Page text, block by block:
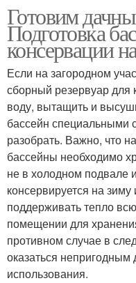
Готовим
Подготовка
консервации
Если на загородном
сборный резервуар для
воду, вытащить и
бассейн специальными
разобрать. Важно, что
бассейны необходимо
не в холодном подвале
консервируется на
поддерживать тепло
помещении для
противном случае в
оказаться
использования.